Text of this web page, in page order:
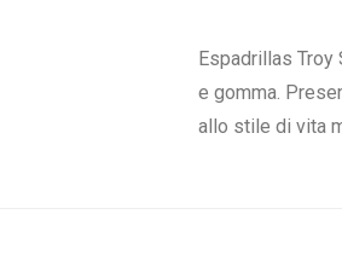
Espadrillas Troy
e gomma.
allo stile di vita